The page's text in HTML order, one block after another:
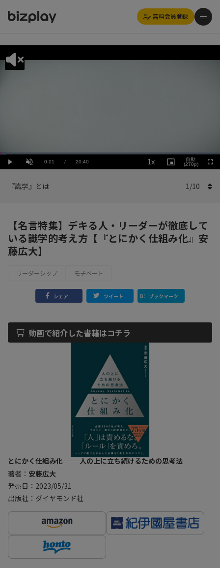
無料会員登録
Play UnmuteCurrent
0:01 / Duration
20:40
Loaded:
2.91%
1x
Rate
Picture-
in-
自動
(270p)
『識学』とは 1/10
【名言特集】デキる人・リーダーが徹底して
いる識学的考え方【『とにかく仕組み化』安
藤広大】
リーダーシップ モチベート
シェア ツイート ブックマーク
動画で紹介した書籍はコチラ
とにかく仕組み化 ── 人の上に立ち続けるための思考法
著者： 安藤広大
発売日：2023/05/31
出版社：ダイヤモンド社